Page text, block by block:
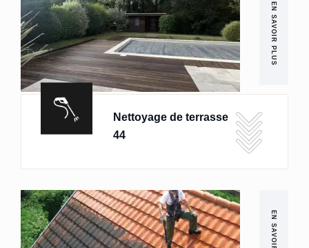
EN SAVOIR PLUS
Nettoyage de terrasse
44